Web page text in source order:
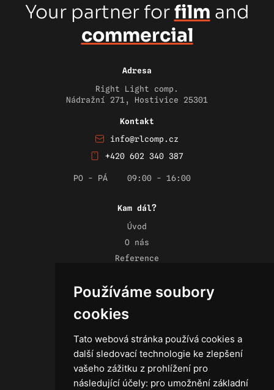
Používáme soubory
cookies
Tato webová stránka používá cookies a
další sledovací technologie ke zlepšení
vašeho zážitku z prohlížení pro
následující účely: pro umožnění základní
Your partner forfilm and
commercial
Adresa
Right Light comp.
Nádražní 271, Hostivice 25301
Kontakt
info@rlcomp.cz
+420 602 340 387
PO - PÁ 09:00 - 16:00
Kam dál?
Úvod
O nás
Reference
Kontakt
Obchodní podmínky
Zásady ochrany osobních údajů
Technika